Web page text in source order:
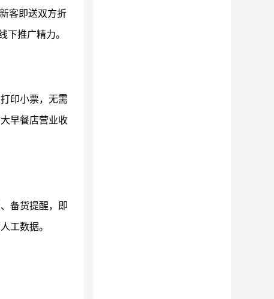
客即送双方折
下推广精力。
印小票，无需
早餐店营业收
备货提醒，即
工数据。